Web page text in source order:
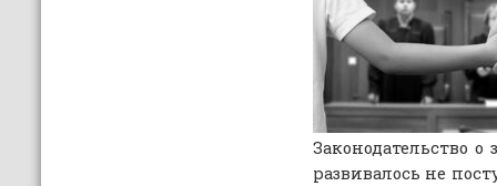
Законодательство
развивалось не